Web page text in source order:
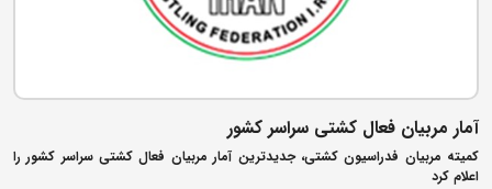
آمار مربیان فعال کشتی سراسر کشور
کمیته مربیان فدراسیون کشتی، جدیدترین آمار مربیان فعال کشتی سراسر کشور را
اعلام کرد